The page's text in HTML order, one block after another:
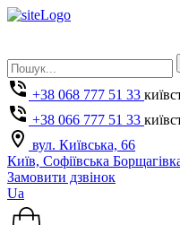
+38 068 777 51 33
+38 066 777 51 33
вул. Київська, 66
Київ, Софіївська
Замовити дзвінок
Ua